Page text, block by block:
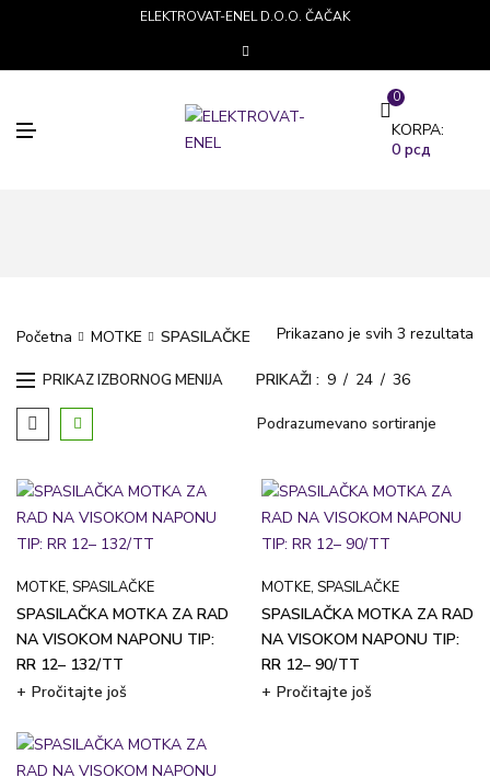
ELEKTROVAT-ENEL D.O.O. ČAČAK
0
KORPA:
0 рсд
Početna MOTKE SPASILAČKE Prikazano je svih 3 rezultata
PRIKAZ IZBORNOG MENIJA PRIKAŽI 9 24 36
MOTKE, SPASILAČKE
SPASILAČKA MOTKA ZA RAD
NA VISOKOM NAPONU TIP:
RR 12– 132/TT
Pročitajte još
MOTKE, SPASILAČKE
SPASILAČKA MOTKA ZA RAD
NA VISOKOM NAPONU TIP:
RR 12– 90/TT
Pročitajte još